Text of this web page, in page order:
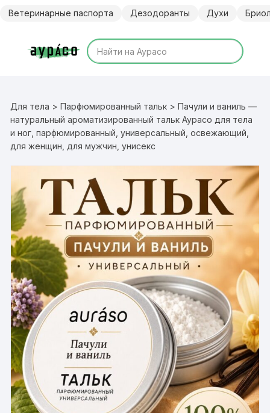
Ветеринарные паспорта Дезодоранты Духи
Для тела >Парфюмированный тальк > Пачули и ваниль —
натуральный ароматизированный тальк Аурасо для тела
и ног, парфюмированный, универсальный, освежающий,
для женщин, для мужчин, унисекс